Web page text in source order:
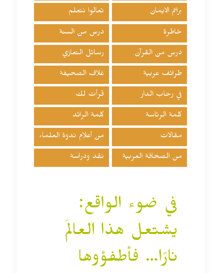
براعم الايمان تعالوا نتعلم
خاطرة درس من السنة
درس من القرآن رسائل التعازي
طرائف عربية غلاف الصحيفة
في رحاب الدار قرأت لك
كلمة الرئاسة كلمة الرائد
مقالات من أعلام ندوة العلماء
من الصحافة العربية نقد ودراسة
في ضوء الواقع:
يشتعل هذا العالَم
نارًا… فأطفؤوها